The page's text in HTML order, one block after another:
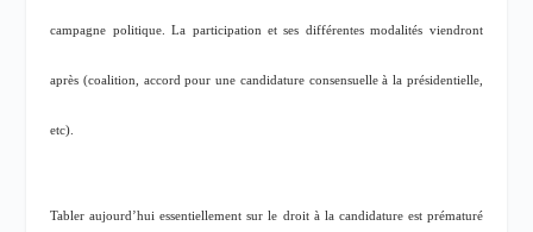
campagne politique. La participation et ses différentes modalités viendront
après (coalition, accord pour une candidature consensuelle à la présidentielle,
etc).
Tabler aujourd’hui essentiellement sur le droit à la candidature est prématuré